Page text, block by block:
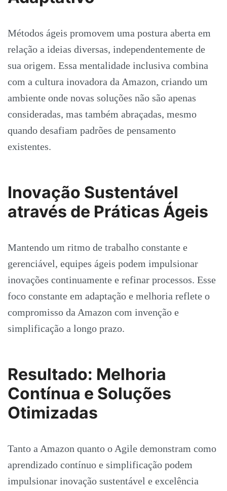
Métodos ágeis promovem uma postura aberta em
relação a ideias diversas, independentemente de
sua origem. Essa mentalidade inclusiva combina
com a cultura inovadora da Amazon, criando um
ambiente onde novas soluções não são apenas
consideradas, mas também abraçadas, mesmo
quando desafiam padrões de pensamento
existentes.
Inovação Sustentável
através de Práticas Ágeis
Mantendo um ritmo de trabalho constante e
gerenciável, equipes ágeis podem impulsionar
inovações continuamente e refinar processos. Esse
foco constante em adaptação e melhoria reflete o
compromisso da Amazon com invenção e
simplificação a longo prazo.
Resultado: Melhoria
Contínua e Soluções
Otimizadas
Tanto a Amazon quanto o Agile demonstram como
aprendizado contínuo e simplificação podem
impulsionar inovação sustentável e excelência